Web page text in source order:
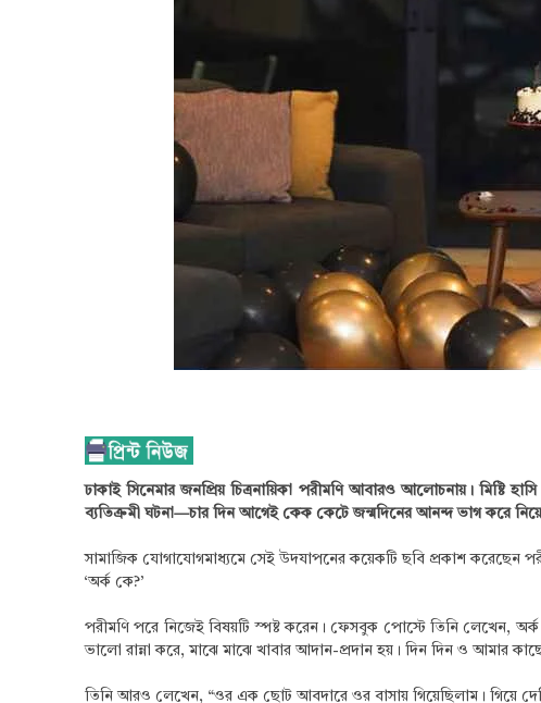
ঢাকাই সিনেমার জনপ্রিয় চিত্রনায়িকা পরীমণি আবারও আলোচনায়। মিষ্টি
ব্যতিক্রমী ঘটনা—চার দিন আগেই কেক কেটে জন্মদিনের আনন্দ ভাগ করে
সামাজিক যোগাযোগমাধ্যমে সেই উদযাপনের কয়েকটি ছবি প্রকাশ করেছেন
‘অর্ক কে?’
পরীমণি পরে নিজেই বিষয়টি স্পষ্ট করেন। ফেসবুক পোস্টে তিনি লেখেন,
ভালো রান্না করে, মাঝে মাঝে খাবার আদান-প্রদান হয়। দিন দিন ও আমার
তিনি আরও লেখেন, “ওর এক ছোট আবদারে ওর বাসায় গিয়েছিলাম। গিয়ে